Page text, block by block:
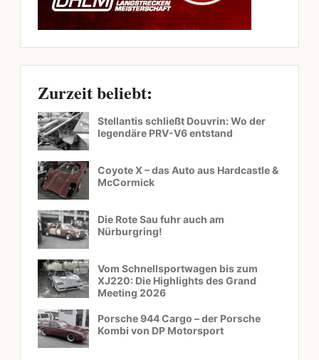
Zurzeit beliebt:
Stellantis schließt Douvrin: Wo der
legendäre PRV-V6 entstand
Coyote X – das Auto aus Hardcastle &
McCormick
Die Rote Sau fuhr auch am
Nürburgring!
Vom Schnellsportwagen bis zum
XJ220: Die Highlights des Grand
Meeting 2026
Porsche 944 Cargo – der Porsche
Kombi von DP Motorsport